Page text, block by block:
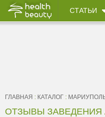
СТАТЬИ
ГЛАВНАЯ : КАТАЛОГ :
ОТЗЫВЫ ЗАВЕДЕНИЯ